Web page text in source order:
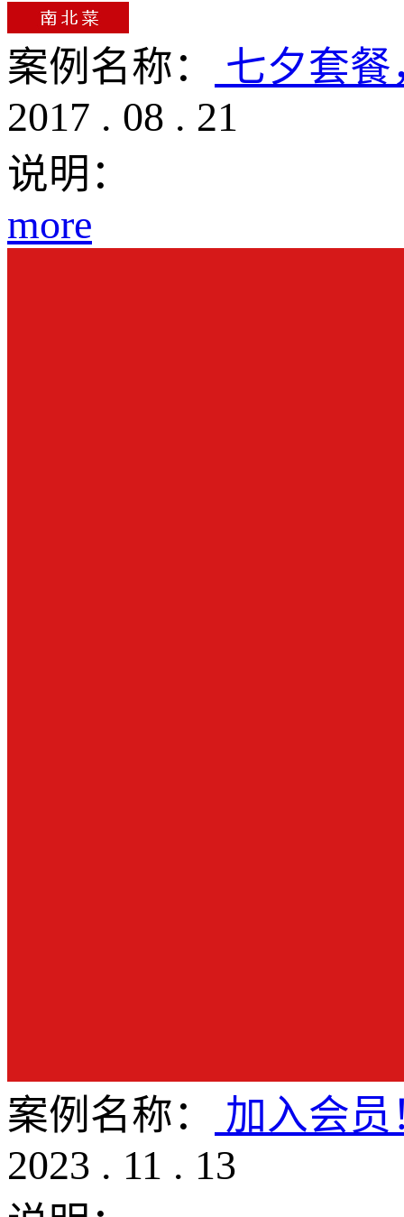
案例名称：
七夕套餐
2017 . 08 . 21
说明：
more
案例名称：
加入会
2023 . 11 . 13